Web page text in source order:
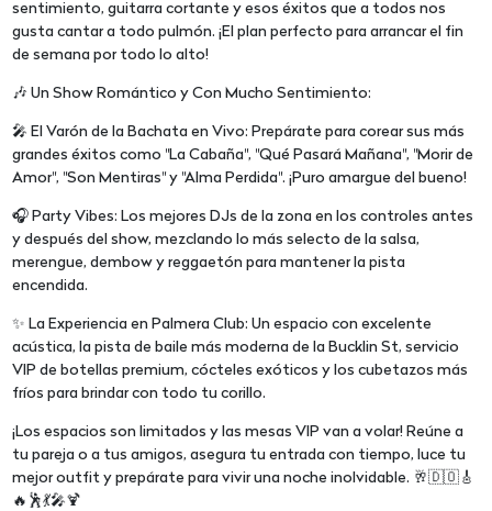
sentimiento, guitarra cortante y esos éxitos que a todos nos
gusta cantar a todo pulmón. ¡El plan perfecto para arrancar el fin
de semana por todo lo alto!
🎶 Un Show Romántico y Con Mucho Sentimiento:
🎤 El Varón de la Bachata en Vivo: Prepárate para corear sus más
grandes éxitos como "La Cabaña", "Qué Pasará Mañana", "Morir de
Amor", "Son Mentiras" y "Alma Perdida". ¡Puro amargue del bueno!
🎧 Party Vibes: Los mejores DJs de la zona en los controles antes
y después del show, mezclando lo más selecto de la salsa,
merengue, dembow y reggaetón para mantener la pista
encendida.
✨ La Experiencia en Palmera Club: Un espacio con excelente
acústica, la pista de baile más moderna de la Bucklin St, servicio
VIP de botellas premium, cócteles exóticos y los cubetazos más
fríos para brindar con todo tu corillo.
¡Los espacios son limitados y las mesas VIP van a volar! Reúne a
tu pareja o a tus amigos, asegura tu entrada con tiempo, luce tu
mejor outfit y prepárate para vivir una noche inolvidable. 🥂🇩🇴🎸
🔥🕺💃🎤🍹